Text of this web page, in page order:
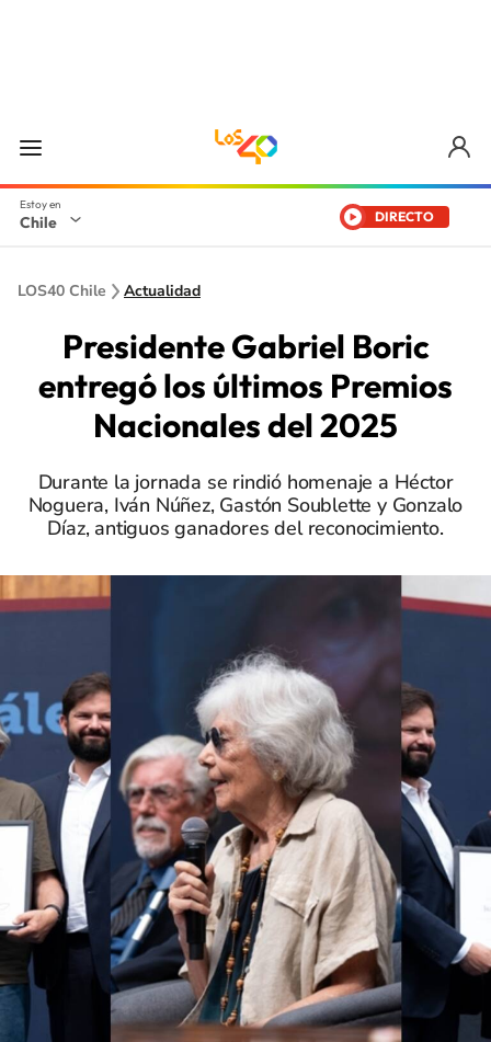
Chile DIRECTO
LOS40 Chile Actualidad
Presidente Gabriel Boric
entregó los últimos Premios
Nacionales del 2025
Durante la jornada se rindió homenaje a Héctor
Noguera, Iván Núñez, Gastón Soublette y Gonzalo
Díaz, antiguos ganadores del reconocimiento.